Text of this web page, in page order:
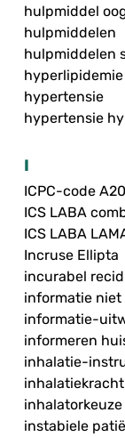
hulpmiddel
hulpmiddelen
hulpmiddelen
hyperlipidemie
hypertensie
hypertensie
I
ICPC-code A20
ICS LABA
ICS LABA
Incruse Ellipta
incurabel
informatie
informatie-
informeren
inhalatie-
inhalatorkeuze
instabiele